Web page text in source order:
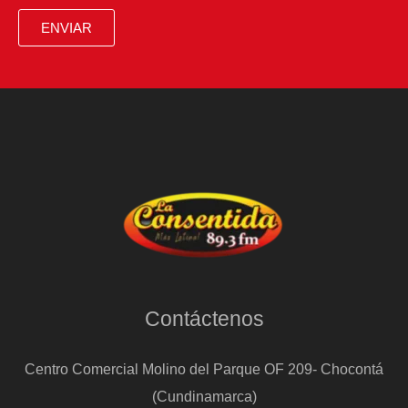
revela
ENVIAR
Contáctenos
Centro Comercial Molino del Parque OF 209- Chocontá
(Cundinamarca)